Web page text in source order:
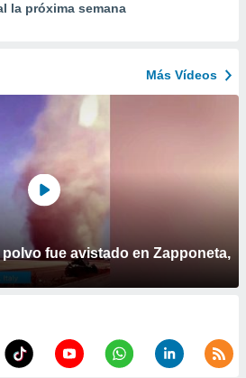
la próxima semana
Más Vídeos
fue avistado en Zapponeta,